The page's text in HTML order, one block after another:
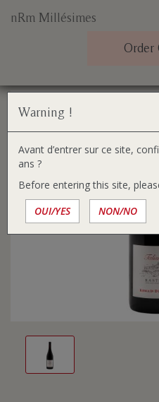
to
content
Order
nRm Millésimes
are
here:
Warning !
Avant d’entrer sur ce site,
ans ?
Before entering this site,
OUI/YES
NON/NO